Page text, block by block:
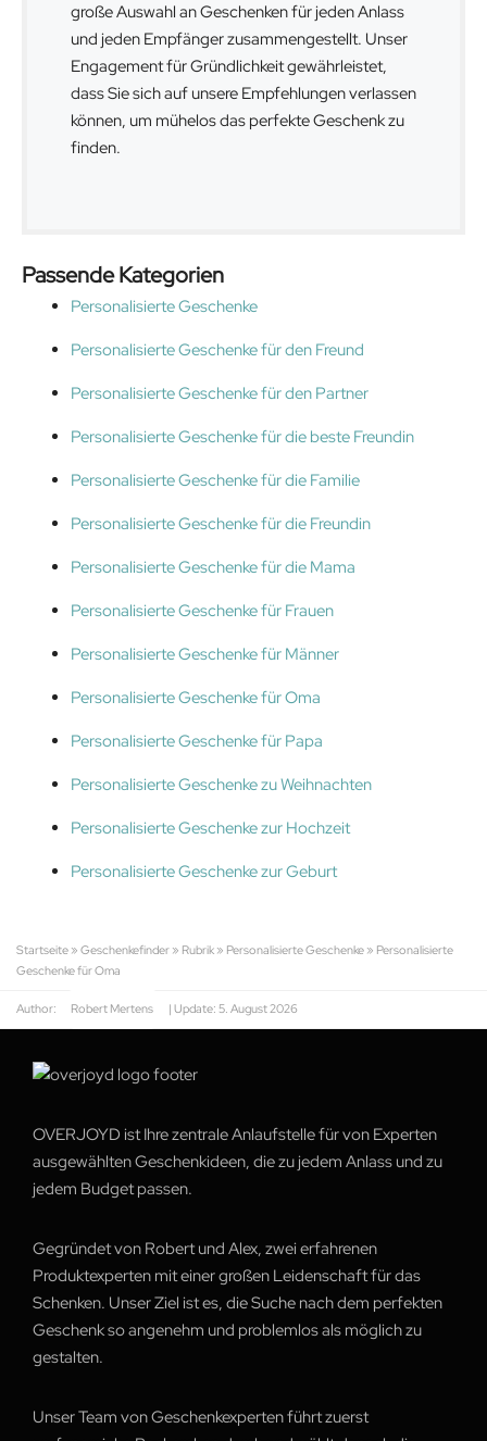
große Auswahl an Geschenken für jeden Anlass
und jeden Empfänger zusammengestellt. Unser
Engagement für Gründlichkeit gewährleistet,
dass Sie sich auf unsere Empfehlungen verlassen
können, um mühelos das perfekte Geschenk zu
finden.
Passende Kategorien
Personalisierte Geschenke
Personalisierte Geschenke für den Freund
Personalisierte Geschenke für den Partner
Personalisierte Geschenke für die beste Freundin
Personalisierte Geschenke für die Familie
Personalisierte Geschenke für die Freundin
Personalisierte Geschenke für die Mama
Personalisierte Geschenke für Frauen
Personalisierte Geschenke für Männer
Personalisierte Geschenke für Oma
Personalisierte Geschenke für Papa
Personalisierte Geschenke zu Weihnachten
Personalisierte Geschenke zur Hochzeit
Personalisierte Geschenke zur Geburt
Startseite » Geschenkefinder » Rubrik » Personalisierte Geschenke » Personalisierte
Geschenke für Oma
Author: Robert Mertens | Update: 5. August 2026
OVERJOYD ist Ihre zentrale Anlaufstelle für von Experten
ausgewählten Geschenkideen, die zu jedem Anlass und zu
jedem Budget passen.
Gegründet von Robert und Alex, zwei erfahrenen
Produktexperten mit einer großen Leidenschaft für das
Schenken. Unser Ziel ist es, die Suche nach dem perfekten
Geschenk so angenehm und problemlos als möglich zu
gestalten.
Unser Team von Geschenkexperten führt zuerst